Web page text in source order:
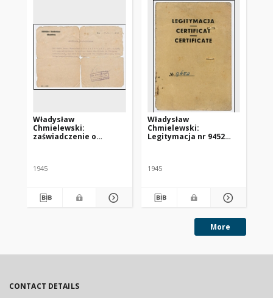
Władysław
Chmielewski:
zaświadczenie o
1945
Władysław
Chmielewski:
Legitymacja nr 9452
1945
More
CONTACT DETAILS